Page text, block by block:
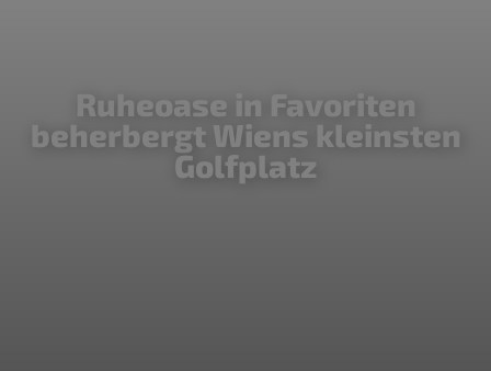
Ruheoase in Favoriten
beherbergt Wiens kleinsten
Golfplatz